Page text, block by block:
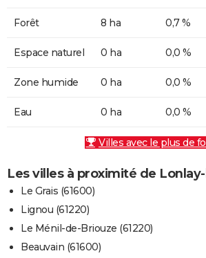
Forêt 8 ha 0,7 %
Espace naturel 0 ha 0,0 %
Zone humide 0 ha 0,0 %
Eau 0 ha 0,0 %
Villes avec le plus de
Les villes à proximité de
Le Grais (61600)
Lignou (61220)
Le Ménil-de-Briouze (61220)
Beauvain (61600)